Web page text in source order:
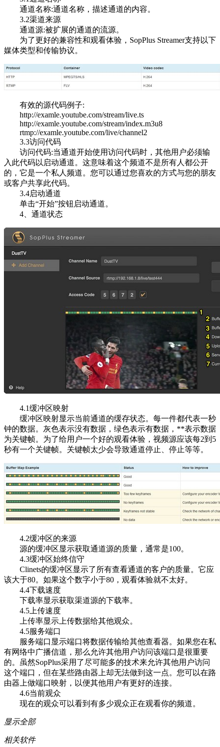
通道名称:通道名称，描述通道的内容。
3.2渠道来源
通道源:被扩展的通道的流源。
为了更好的兼容性和观看体验，SopPlus Streamer支持以下
媒体类型和传输协议。
有效的源代码例子:
http://examle.youtube.com/stream/live.ts
http://examle.youtube.com/stream/index.m3u8
rtmp://examle.youtube.com/live/channel2
3.3访问代码
访问代码:当通道开始使用访问代码时，其他用户必须输
入此代码以启动通道。这意味着这个频道不是所有人都公开
的，它是一个私人频道。您可以通过您喜欢的方式与您的朋友
或客户共享此代码。
3.4启动通道
单击“开始”按钮启动通道。
4、通道状态
4.1缓冲区映射
缓冲区映射显示当前通道的缓存状态。每一件都代表一秒
钟的数据。灰色表示没有数据，绿色表示有数据，**表示数据
为关键帧。为了给用户一个好的观看体验，视频源应该每2到5
秒有一个关键帧。关键帧太少会导致通道停止、停止等等。
4.2缓冲区的来源
源的缓冲区显示获取通道源的质量，通常是100。
4.3缓冲区始终信守
Clinets的缓冲区显示了所有查看通道的客户的质量。它应
该大于80。如果这个数字小于80，观看体验就不太好。
4.4下载速度
下载率显示获取渠道源的下载率。
4.5上传速度
上传率显示上传数据给其他观众。
4.5服务端口
服务端口显示端口将数据传输给其他查看器。如果您在私
有网络中广播信道，那么允许其他用户访问该端口是很重要
的。虽然SopPlus采用了尽可能多的技术来允许其他用户访问
这个端口，但在某些路由器上却无法做到这一点。您可以在路
由器上做端口映射，以便其他用户有更好的连接。
4.6当前观众
现在的观众可以看到有多少观众正在观看你的频道。
显示全部
相关软件